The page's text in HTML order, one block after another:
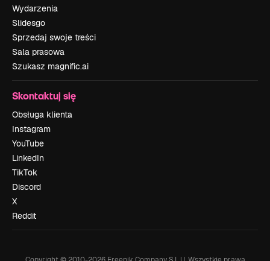
Wydarzenia
Slidesgo
Sprzedaj swoje treści
Sala prasowa
Szukasz magnific.ai
Skontaktuj się
Obsługa klienta
Instagram
YouTube
LinkedIn
TikTok
Discord
X
Reddit